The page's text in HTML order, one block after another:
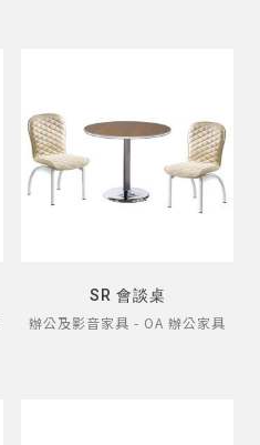
SR 會談桌
辦公及影音家具 - OA 辦公家具